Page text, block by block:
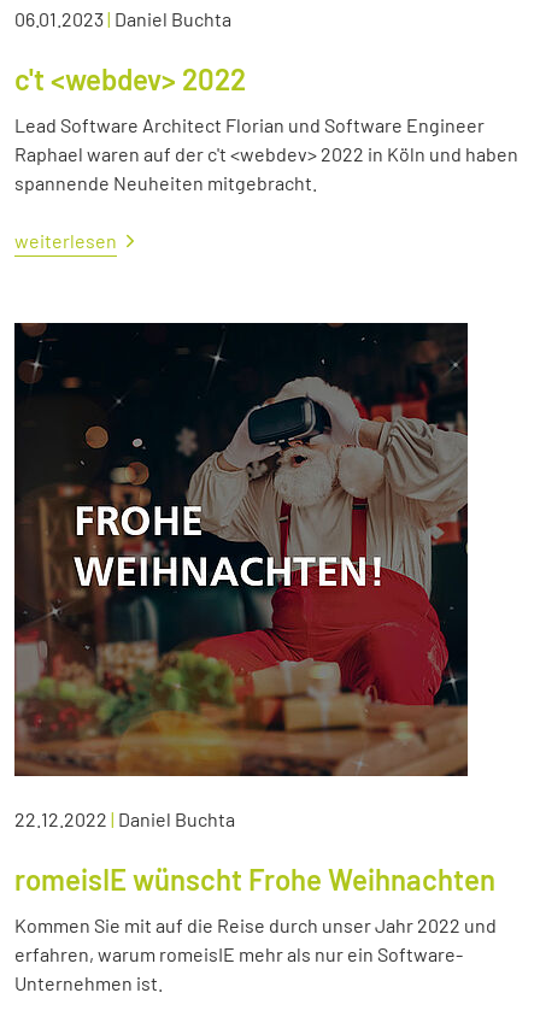
06.01.2023| Daniel Buchta
c't <webdev> 2022
Lead Software Architect Florian und Software Engineer
Raphael waren auf der c't <webdev> 2022 in Köln und haben
spannende Neuheiten mitgebracht.
weiterlesen
22.12.2022 | Daniel Buchta
romeisIE wünscht Frohe Weihnachten
Kommen Sie mit auf die Reise durch unser Jahr 2022 und
erfahren, warum romeisIE mehr als nur ein Software-
Unternehmen ist.